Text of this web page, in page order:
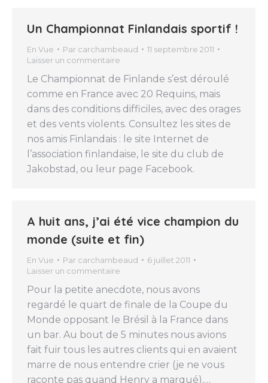
Un Championnat Finlandais sportif !
En Vue Par carchambeaud
11 septembre 2011
Laisser un commentaire
Le Championnat de Finlande s’est déroulé
comme en France avec 20 Requins, mais
dans des conditions difficiles, avec des orages
et des vents violents. Consultez les sites de
nos amis Finlandais : le site Internet de
l’association finlandaise, le site du club de
Jakobstad, ou leur page Facebook.
A huit ans, j’ai été vice champion du
monde (suite et fin)
En Vue Par carchambeaud
6 juillet 2011
Laisser un commentaire
Pour la petite anecdote, nous avons
regardé le quart de finale de la Coupe du
Monde opposant le Brésil à la France dans
un bar. Au bout de 5 minutes nous avions
fait fuir tous les autres clients qui en avaient
marre de nous entendre crier (je ne vous
raconte pas quand Henry a marqué).…